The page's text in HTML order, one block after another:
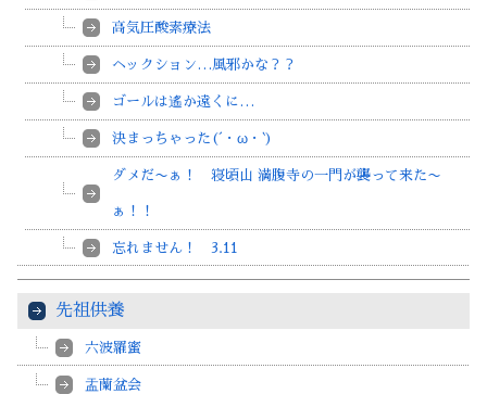
高気圧酸素療法
ヘックション…風邪かな？？
ゴールは遙か遠くに…
決まっちゃった(´・ω・`)
ダメだ〜ぁ！ 寝頃山 満腹寺の一門が襲って来た〜
ぁ！！
忘れません！ 3.11
先祖供養
六波羅蜜
盂蘭盆会